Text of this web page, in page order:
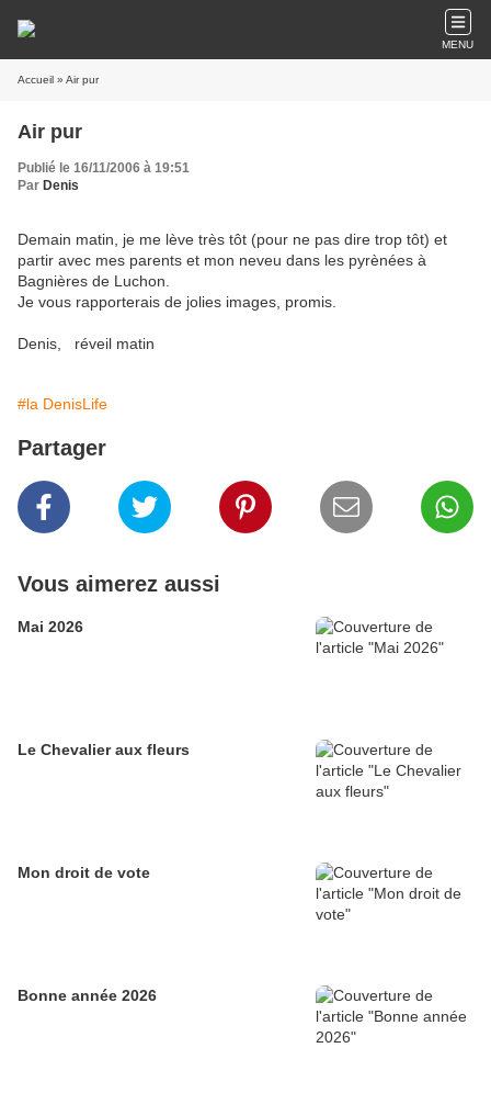
MENU
Accueil » Air pur
Air pur
Publié le 16/11/2006 à 19:51
Par Denis
Demain matin, je me lève très tôt (pour ne pas dire trop tôt) et
partir avec mes parents et mon neveu dans les pyrènées à
Bagnières de Luchon.
Je vous rapporterais de jolies images, promis.
Denis, réveil matin
#la DenisLife
Partager
Vous aimerez aussi
Mai 2026
Le Chevalier aux fleurs
Mon droit de vote
Bonne année 2026